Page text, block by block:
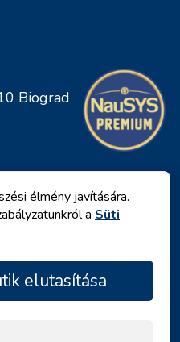
Biograd
MB:
élmény javítására.
a Süti
elutasítása